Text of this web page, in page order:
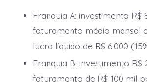
Franquia A: investimento R$
faturamento médio mensal
lucro líquido de R$ 6.000
Franquia B: investimento R$
faturamento de R$ 100 mil